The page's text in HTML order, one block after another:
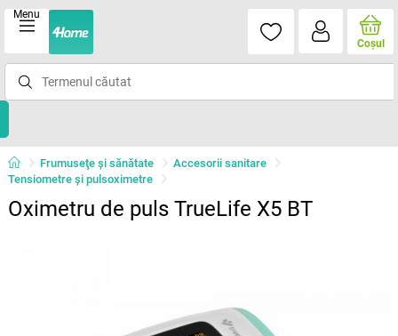
Menu
Coşul
Frumuseţe şi sănătate
Accesorii sanitare
Tensiometre și pulsoximetre
Oximetru de puls TrueLife X5 BT